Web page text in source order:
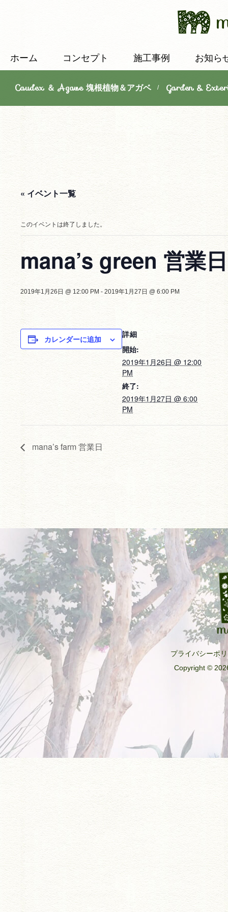
ホーム コンセプト 施工事例 お知ら
Caudex ＆ Agave 塊根植物＆アガベ/Garden &
« イベント一覧
このイベントは終了しました。
mana’s green 営業日
2019年1月26日 @ 12:00 PM - 2019年1月27日 @ 6:00 PM
カレンダーに追加
詳細
開始:
2019年1月26日 @ 12:00
PM
終了:
2019年1月27日 @ 6:00
PM
mana’s farm 営業日
プライバシーポ
Copyright ©